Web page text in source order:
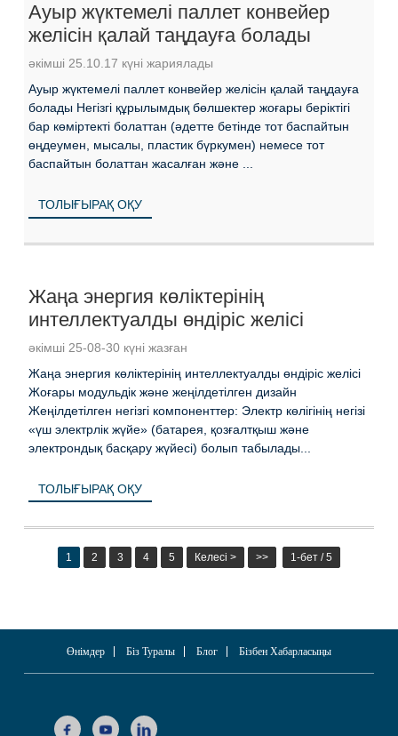
Ауыр жүктемелі паллет конвейер
желісін қалай таңдауға болады
әкімші 25.10.17 күні жариялады
Ауыр жүктемелі паллет конвейер желісін қалай таңдауға
болады Негізгі құрылымдық бөлшектер жоғары беріктігі
бар көміртекті болаттан (әдетте бетінде тот баспайтын
өңдеумен, мысалы, пластик бүркумен) немесе тот
баспайтын болаттан жасалған және ...
ТОЛЫҒЫРАҚ ОҚУ
Жаңа энергия көліктерінің
интеллектуалды өндіріс желісі
әкімші 25-08-30 күні жазған
Жаңа энергия көліктерінің интеллектуалды өндіріс желісі
Жоғары модульдік және жеңілдетілген дизайн
Жеңілдетілген негізгі компоненттер: Электр көлігінің негізі
«үш электрлік жүйе» (батарея, қозғалтқыш және
электрондық басқару жүйесі) болып табылады...
ТОЛЫҒЫРАҚ ОҚУ
1 2 3 4 5 Келесі > >> 1-бет / 5
Өнімдер Біз Туралы Блог Бізбен Хабарласыңы